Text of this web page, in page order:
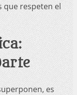
que respeten el
es